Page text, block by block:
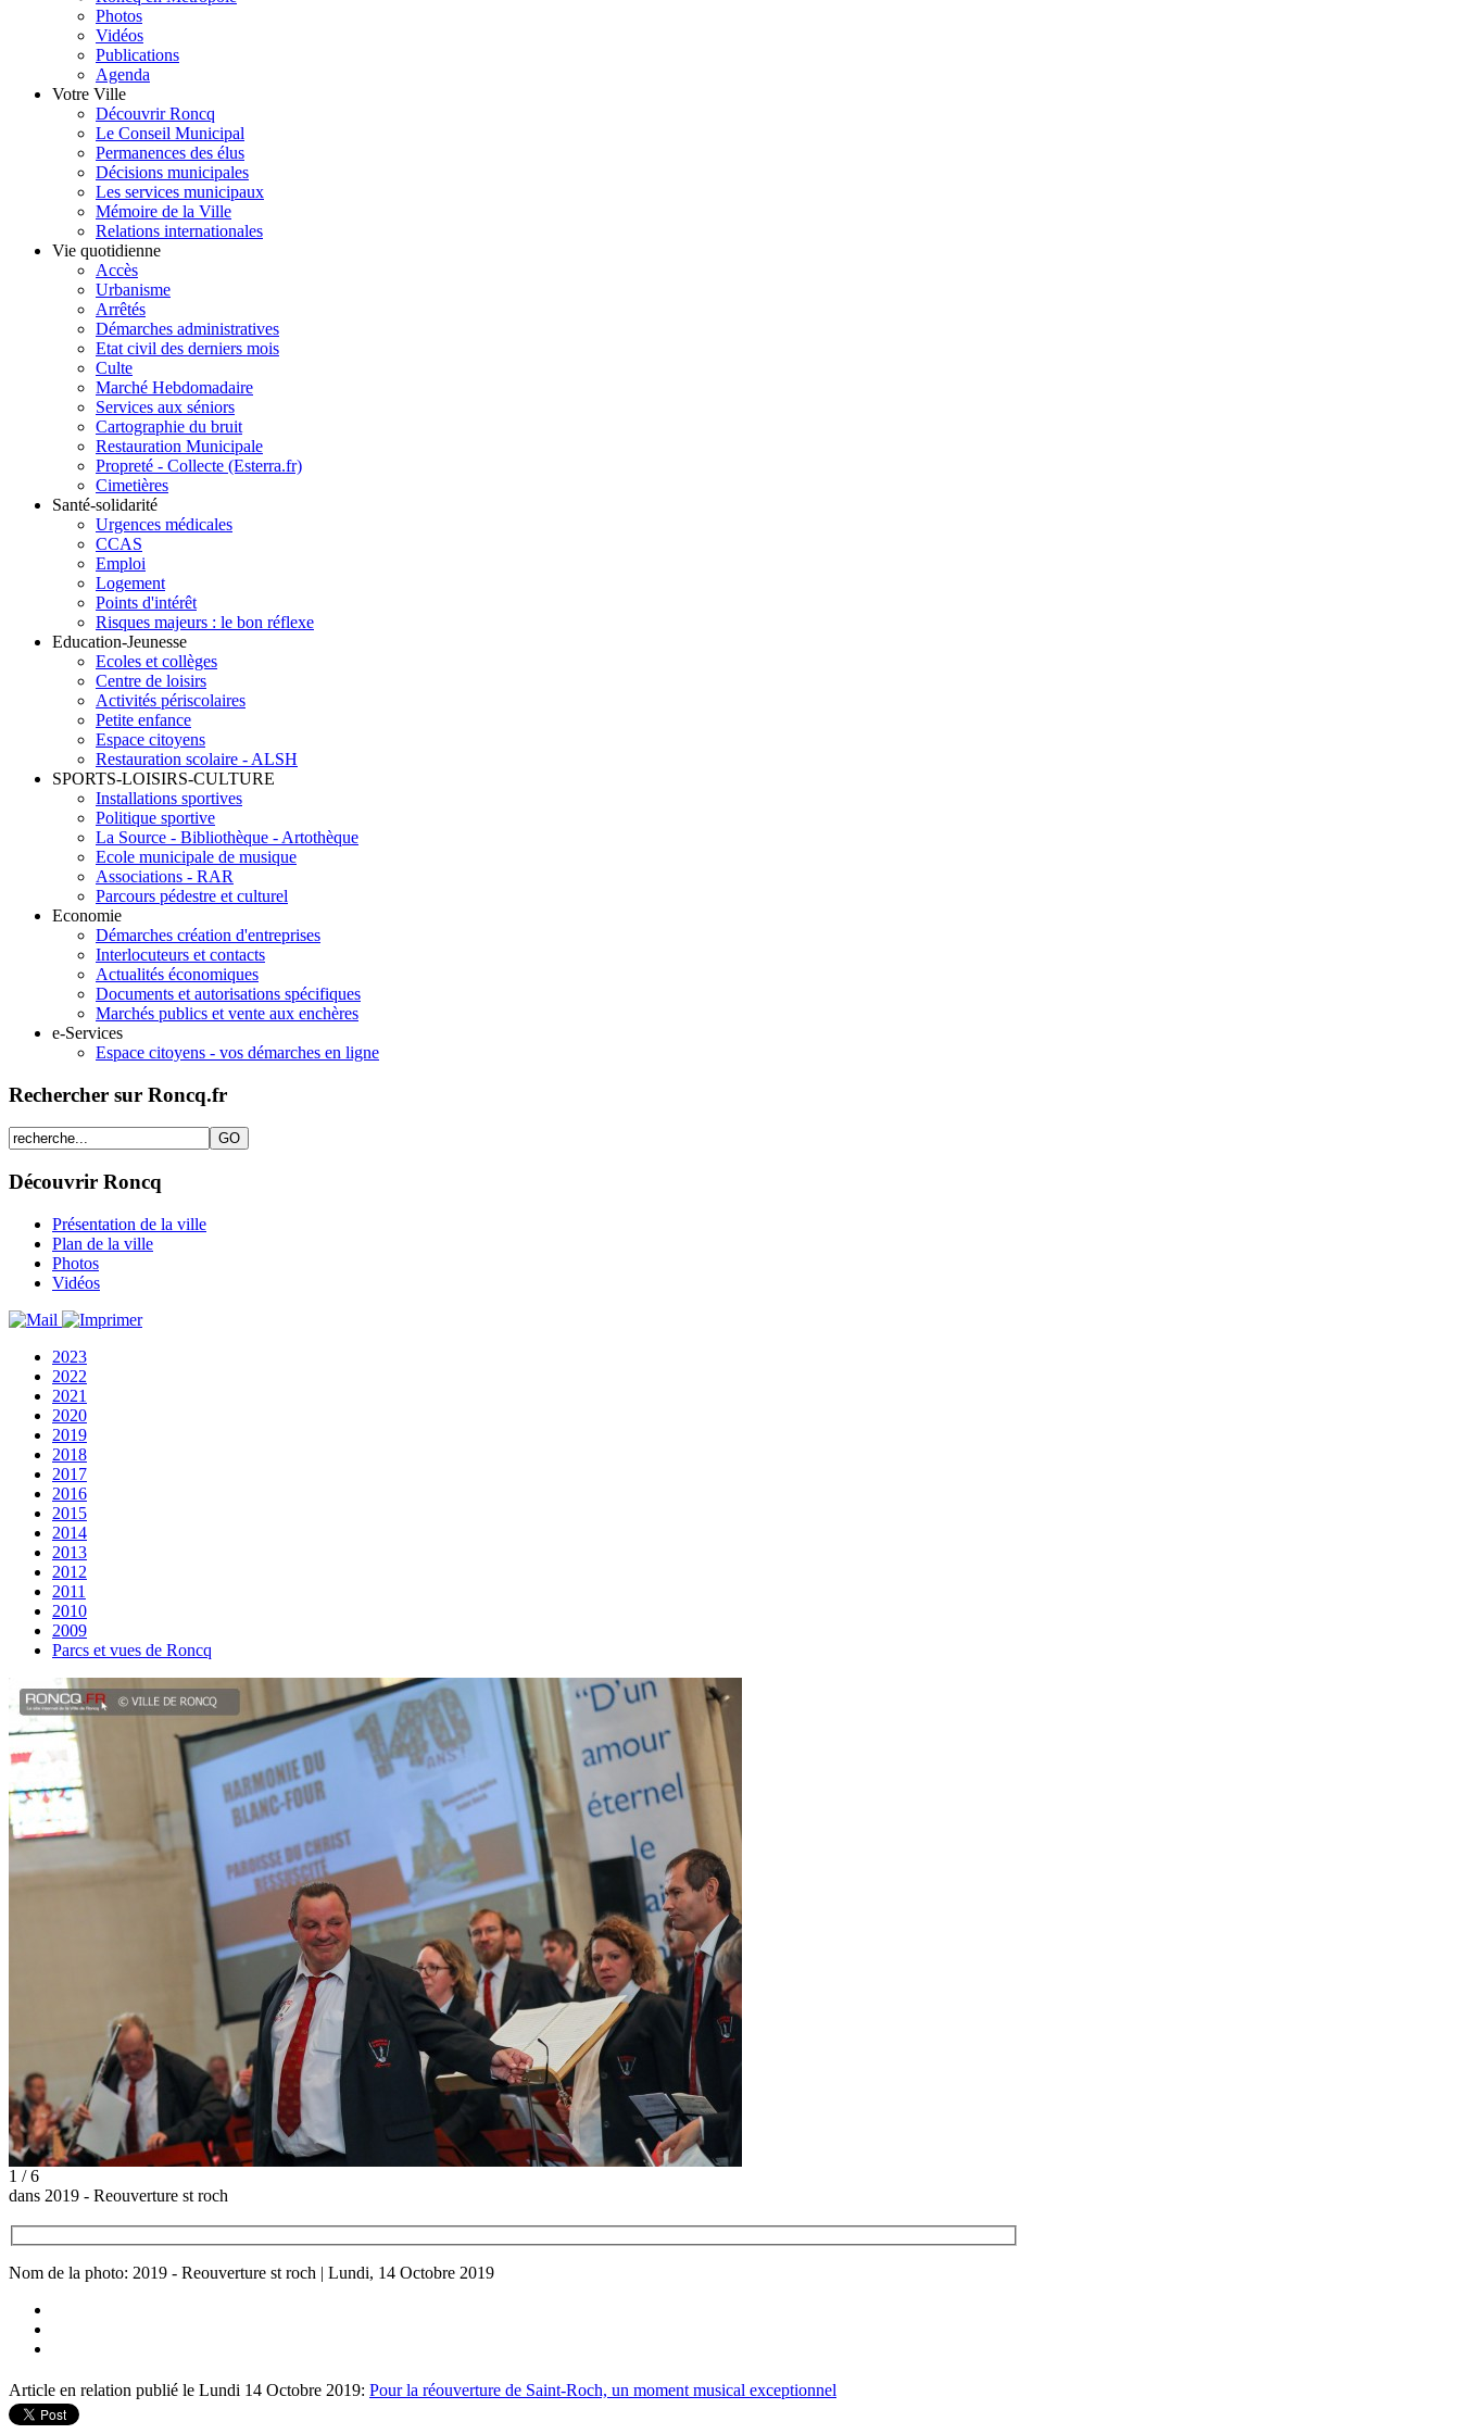
Photos
Vidéos
Publications
Agenda
Votre Ville
Découvrir Roncq
Le Conseil Municipal
Permanences des élus
Décisions municipales
Les services municipaux
Mémoire de la Ville
Relations internationales
Vie quotidienne
Accès
Urbanisme
Arrêtés
Démarches administratives
Etat civil des derniers mois
Culte
Marché Hebdomadaire
Services aux séniors
Cartographie du bruit
Restauration Municipale
Propreté - Collecte (Esterra.fr)
Cimetières
Santé-solidarité
Urgences médicales
CCAS
Emploi
Logement
Points d'intérêt
Risques majeurs : le bon réflexe
Education-Jeunesse
Ecoles et collèges
Centre de loisirs
Activités périscolaires
Petite enfance
Espace citoyens
Restauration scolaire - ALSH
SPORTS-LOISIRS-CULTURE
Installations sportives
Politique sportive
La Source - Bibliothèque - Artothèque
Ecole municipale de musique
Associations - RAR
Parcours pédestre et culturel
Economie
Démarches création d'entreprises
Interlocuteurs et contacts
Actualités économiques
Documents et autorisations spécifiques
Marchés publics et vente aux enchères
e-Services
Espace citoyens - vos démarches en ligne
Rechercher sur Roncq.fr
Découvrir Roncq
Présentation de la ville
Plan de la ville
Photos
Vidéos
2023
2022
2021
2020
2019
2018
2017
2016
2015
2014
2013
2012
2011
2010
2009
Parcs et vues de Roncq
1 / 6
dans 2019 - Reouverture st roch
Nom de la photo: 2019 - Reouverture st roch | Lundi, 14 Octobre 2019
Article en relation publié le Lundi 14 Octobre 2019: Pour la réouverture de Saint-Roch, un moment musical exceptionnel